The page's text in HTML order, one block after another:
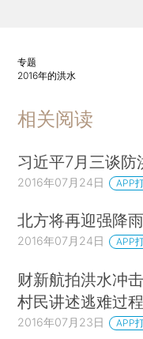
专题
2016年的洪水
相关阅读
习近平7月三谈防
2016年07月24日 APP
北方将再迎强降
2016年07月24日 APP
财新航拍洪水冲
村民讲述逃难过程
2016年07月23日 APP